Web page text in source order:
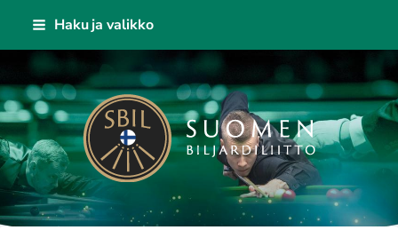
Siirry
sisältöön
Haku ja valikko
Suomen Biljardiliitto ry